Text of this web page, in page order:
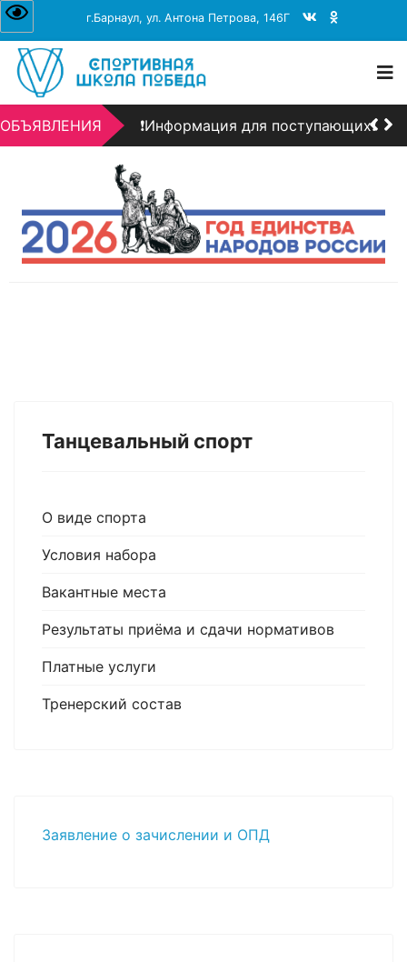
г.Барнаул, ул. Антона Петрова, 146Г
пн-пт 08:00–17:00
ОБЪЯВЛЕНИЯ
❗Информация для поступающих❗
День открытых дверей!!!
❗Информация для поступающих❗
Танцевальный спорт
О виде спорта
Условия набора
Вакантные места
Результаты приёма и сдачи нормативов
Платные услуги
Тренерский состав
Заявление о зачислении и ОПД